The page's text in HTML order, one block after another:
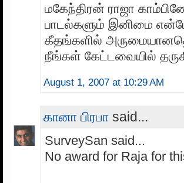
மகேந்திரன் ராஜா
பாடல்களும் இனிமை
கீதங்களில்
நீங்கள் கேட்டவையில்
August 1, 2007 at 10:29 AM
கானா பிரபா said...
SurveySan said...
No award for Raja for